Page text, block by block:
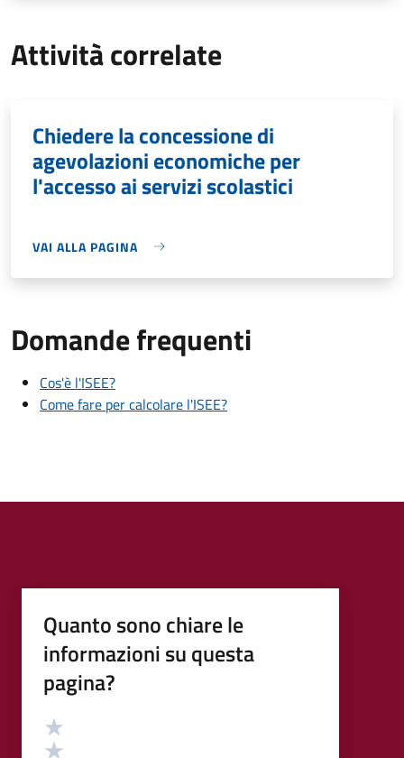
Attività correlate
Chiedere la concessione di
agevolazioni economiche per
l'accesso ai servizi scolastici
VAI ALLA PAGINA
Domande frequenti
Cos'è l'ISEE?
Come fare per calcolare l'ISEE?
Quanto sono chiare le
informazioni su questa
pagina?
Valutazione